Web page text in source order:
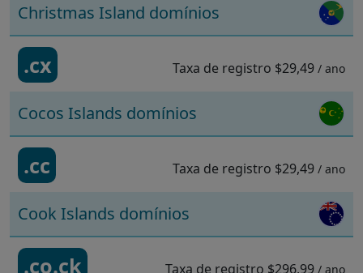
Christmas Island domínios
.cx Taxa de registro $29,49 / ano
Cocos Islands domínios
.cc Taxa de registro $29,49 / ano
Cook Islands domínios
.co.ck Taxa de registro $296,99 / ano